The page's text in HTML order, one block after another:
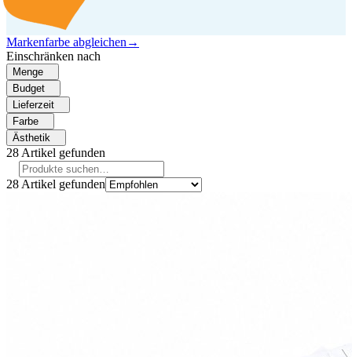
Markenfarbe abgleichen →
Einschränken nach
Menge
Budget
Lieferzeit
Farbe
Ästhetik
28 Artikel gefunden
28 Artikel gefunden